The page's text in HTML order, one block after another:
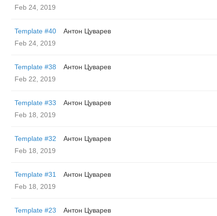
Feb 24, 2019
Template #40
Антон Цуварев
Feb 24, 2019
Template #38
Антон Цуварев
Feb 22, 2019
Template #33
Антон Цуварев
Feb 18, 2019
Template #32
Антон Цуварев
Feb 18, 2019
Template #31
Антон Цуварев
Feb 18, 2019
Template #23
Антон Цуварев